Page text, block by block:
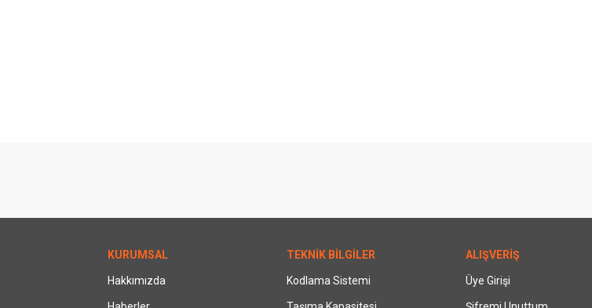
KURUMSAL
Hakkımızda
TEKNİK BİLGİLER
Kodlama Sistemi
ALIŞVERİŞ
Üye Girişi